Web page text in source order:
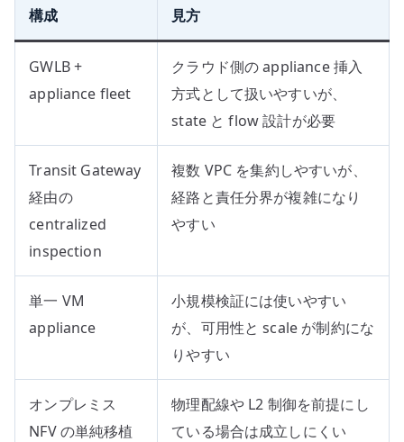
構成 見方
GWLB +
appliance fleet
クラウド側の appliance 挿入
方式として扱いやすいが、
state と flow 設計が必要
Transit Gateway
経由の
centralized
inspection
複数 VPC を集約しやすいが、
経路と責任分界が複雑になり
やすい
単一 VM
appliance
小規模検証には使いやすい
が、可用性と scale が制約にな
りやすい
オンプレミス
NFV の単純移植
物理配線や L2 制御を前提にし
ている場合は成立しにくい